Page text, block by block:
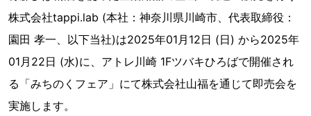
株式会社tappi.lab (本社：神奈川県川崎市、代表取締役：
園田 孝一、以下当社)は2025年01月12日 (日) から2025年
01月22日 (水)に、アトレ川崎 1Fツバキひろばで開催され
る「みちのくフェア」にて株式会社山福を通じて即売会を
実施します。